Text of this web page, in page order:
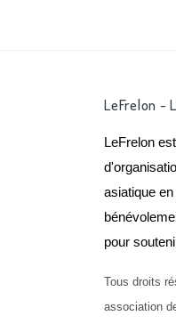
LeFrelon -
LeFrelon
asiatique
pour
Tous droits
association